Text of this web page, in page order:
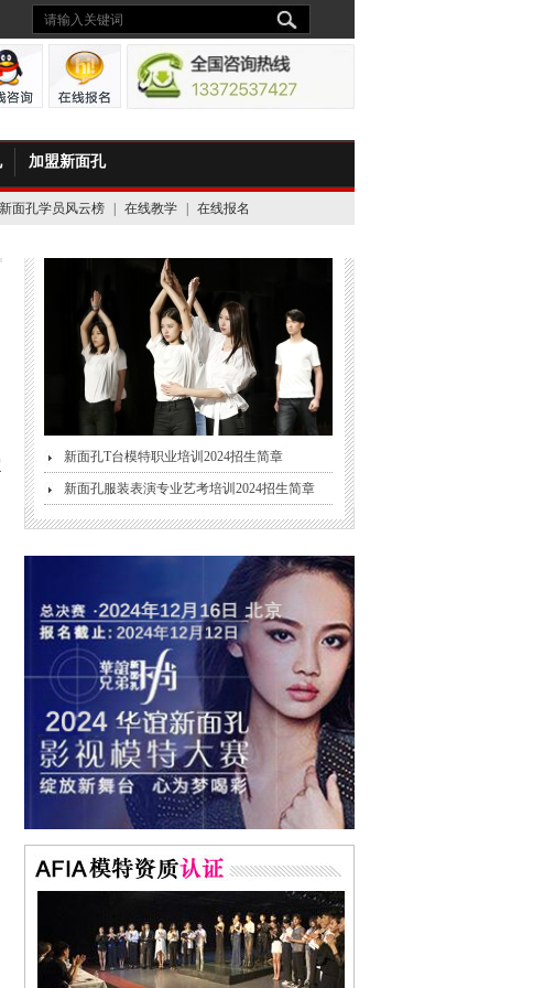
加盟新面孔
新面孔学员风云榜 在线教学 在线报名
新面孔T台模特职业培训2024招生简章
新面孔服装表演专业艺考培训2024招生简章